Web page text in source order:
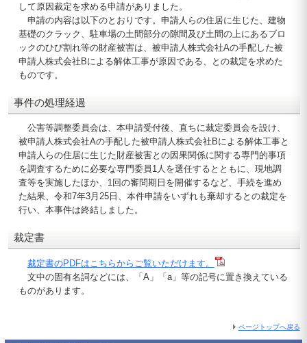
して原因裁定を求める申請がありました。
申請の内容は以下のとおりです。申請人らの住居に生じた、建物
基礎のクラック、駐車場の土間部分の隙間及び土間の上にあるブロ
ックのひび割れ等の財産被害は、被申請人株式会社Aの手配した被
申請人株式会社Bによる解体工事が原因である、との裁定を求めた
ものです。
事件の処理経過
公害等調整委員会は、本申請受付後、直ちに裁定委員会を設け、
被申請人株式会社Aの手配した被申請人株式会社Bによる解体工事と
申請人らの住居に生じた財産被害との因果関係に関する専門的事項
を調査するために必要な専門委員1人を選任するとともに、現地調
査等を実施したほか、1回の審問期日を開催するなど、手続を進め
た結果、令和7年3月25日、本件申請をいずれも棄却するとの裁定を
行い、本事件は終結しました。
裁定書
裁定書のPDFはこちらからご覧いただけます。
文中の固有名詞などには、「A」「a」等の記号に置き換えている
ものがあります。
ページトップへ戻る